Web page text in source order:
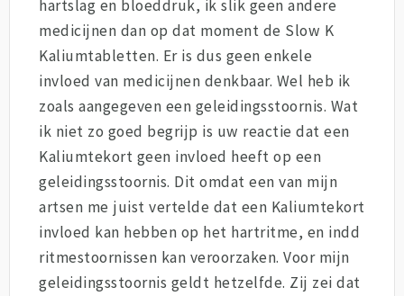
hartslag en bloeddruk, ik slik geen andere
medicijnen dan op dat moment de Slow K
Kaliumtabletten. Er is dus geen enkele
invloed van medicijnen denkbaar. Wel heb ik
zoals aangegeven een geleidingsstoornis. Wat
ik niet zo goed begrijp is uw reactie dat een
Kaliumtekort geen invloed heeft op een
geleidingsstoornis. Dit omdat een van mijn
artsen me juist vertelde dat een Kaliumtekort
invloed kan hebben op het hartritme, en indd
ritmestoornissen kan veroorzaken. Voor mijn
geleidingsstoornis geldt hetzelfde. Zij zei dat